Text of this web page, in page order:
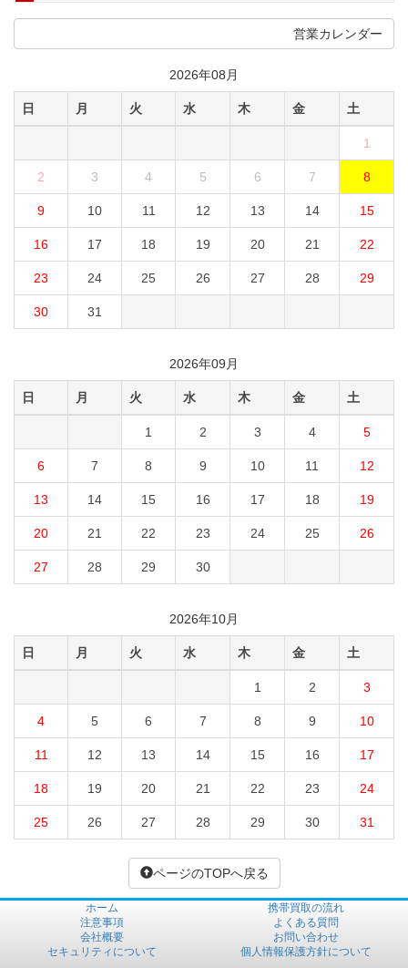
営業カレンダー
2026年08月
日 月 火 水 木 金 土
1
2 3 4 5 6 7 8
9 10 11 12 13 14 15
16 17 18 19 20 21 22
23 24 25 26 27 28 29
30 31
2026年09月
日 月 火 水 木 金 土
1 2 3 4 5
6 7 8 9 10 11 12
13 14 15 16 17 18 19
20 21 22 23 24 25 26
27 28 29 30
2026年10月
日 月 火 水 木 金 土
1 2 3
4 5 6 7 8 9 10
11 12 13 14 15 16 17
18 19 20 21 22 23 24
25 26 27 28 29 30 31
ページのTOPへ戻る
ホーム
携帯買取の流れ
注意事項
よくある質問
会社概要
お問い合わせ
セキュリティについて
個人情報保護方針について